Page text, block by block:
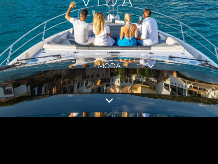
EL EQUIPO
HISTORIA
VALORE SU EMBARCACIÓN
MODA